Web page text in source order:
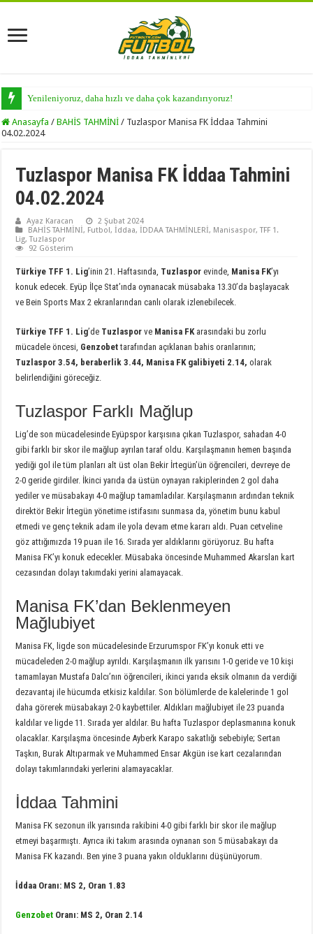
Yenileniyoruz, daha hızlı ve daha çok kazandırıyoruz!
Anasayfa / BAHİS TAHMİNİ / Tuzlaspor Manisa FK İddaa Tahmini
04.02.2024
Tuzlaspor Manisa FK İddaa Tahmini
04.02.2024
Ayaz Karacan
2 Şubat 2024
BAHİS TAHMİNİ, Futbol,İddaa,İDDAA TAHMİNLERİ, Manisaspor,TFF 1.
Lig,Tuzlaspor
92 Gösterim
Türkiye TFF 1. Lig’inin 21. Haftasında, Tuzlasporevinde, Manisa FK’yı
konuk edecek. Eyüp İlçe Stat’ında oynanacak müsabaka 13.30’da başlayacak
ve Bein Sports Max 2 ekranlarından canlı olarak izlenebilecek.
Türkiye TFF 1. Lig’de Tuzlasporve Manisa FK arasındaki bu zorlu
mücadele öncesi, Genzobettarafından açıklanan bahis oranlarının;
Tuzlaspor 3.54, beraberlik 3.44, Manisa FK galibiyeti 2.14,olarak
belirlendiğini göreceğiz.
Tuzlaspor Farklı Mağlup
Lig’de son mücadelesinde Eyüpspor karşısına çıkan Tuzlaspor, sahadan 4-0
gibi farklı bir skor ile mağlup ayrılan taraf oldu. Karşılaşmanın hemen başında
yediği gol ile tüm planları alt üst olan Bekir İrtegün’ün öğrencileri, devreye de
2-0 geride girdiler. İkinci yarıda da üstün oynayan rakiplerinden 2 gol daha
yediler ve müsabakayı 4-0 mağlup tamamladılar. Karşılaşmanın ardından teknik
direktör Bekir İrtegün yönetime istifasını sunmasa da, yönetim bunu kabul
etmedi ve genç teknik adam ile yola devam etme kararı aldı. Puan cetveline
göz attığımızda 19 puan ile 16. Sırada yer aldıklarını görüyoruz. Bu hafta
Manisa FK’yı konuk edecekler. Müsabaka öncesinde Muhammed Akarslan kart
cezasından dolayı takımdaki yerini alamayacak.
Manisa FK’dan Beklenmeyen
Mağlubiyet
Manisa FK, ligde son mücadelesinde Erzurumspor FK’yı konuk etti ve
mücadeleden 2-0 mağlup ayrıldı. Karşılaşmanın ilk yarısını 1-0 geride ve 10 kişi
tamamlayan Mustafa Dalcı’nın öğrencileri, ikinci yarıda eksik olmanın da verdiği
dezavantaj ile hücumda etkisiz kaldılar. Son bölümlerde de kalelerinde 1 gol
daha görerek müsabakayı 2-0 kaybettiler. Aldıkları mağlubiyet ile 23 puanda
kaldılar ve ligde 11. Sırada yer aldılar. Bu hafta Tuzlaspor deplasmanına konuk
olacaklar. Karşılaşma öncesinde Ayberk Karapo sakatlığı sebebiyle; Sertan
Taşkın, Burak Altıparmak ve Muhammed Ensar Akgün ise kart cezalarından
dolayı takımlarındaki yerlerini alamayacaklar.
İddaa Tahmini
Manisa FK sezonun ilk yarısında rakibini 4-0 gibi farklı bir skor ile mağlup
etmeyi başarmıştı. Ayrıca iki takım arasında oynanan son 5 müsabakayı da
Manisa FK kazandı. Ben yine 3 puana yakın olduklarını düşünüyorum.
İddaa Oranı: MS 2, Oran 1.83
Genzobet Oranı: MS 2, Oran 2.14